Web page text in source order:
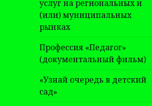
услуг на региональных и
(или) муниципальных
рынках
Профессия «Педагог»
(документальный фильм)
«Узнай очередь в детский
сад»